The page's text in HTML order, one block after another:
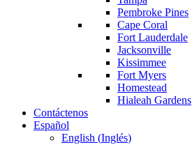
Pembroke Pines
Cape Coral
Fort Lauderdale
Jacksonville
Kissimmee
Fort Myers
Homestead
Hialeah Gardens
Contáctenos
Español
English (Inglés)